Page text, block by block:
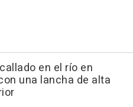
en el río en
una lancha de alta